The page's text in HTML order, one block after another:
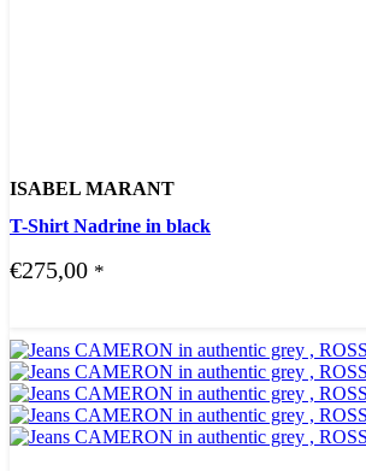
ISABEL MARANT
T-Shirt Nadrine in black
€275,00 *